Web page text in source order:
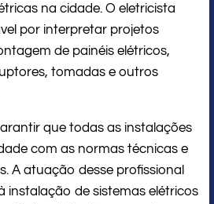
na cidade. O eletricista
por interpretar projetos
de painéis elétricos,
tomadas e outros
que todas as instalações
com as normas técnicas e
A atuação desse profissional
instalação de sistemas elétricos